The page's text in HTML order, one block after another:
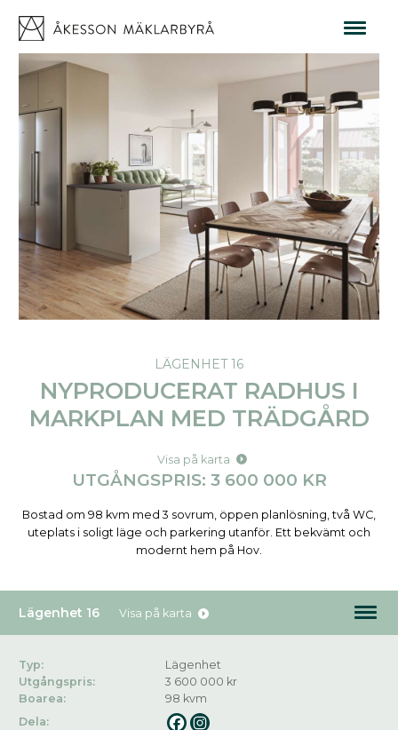
LÄGENHET 16
NYPRODUCERAT RADHUS I
MARKPLAN MED TRÄDGÅRD
Visa på karta
UTGÅNGSPRIS: 3 600 000 KR
Bostad om 98 kvm med 3 sovrum, öppen planlösning, två WC,
uteplats i soligt läge och parkering utanför. Ett bekvämt och
modernt hem på Hov.
Lägenhet 16 Visa på karta
Typ:
Lägenhet
Utgångspris:
3 600 000 kr
Boarea:
98 kvm
Dela: